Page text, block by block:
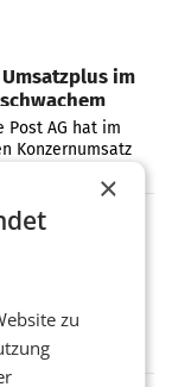
im
Post AG hat im
Konzernumsatz
gegenüber dem
macht
Der
hat im
operativ
die
×
zu